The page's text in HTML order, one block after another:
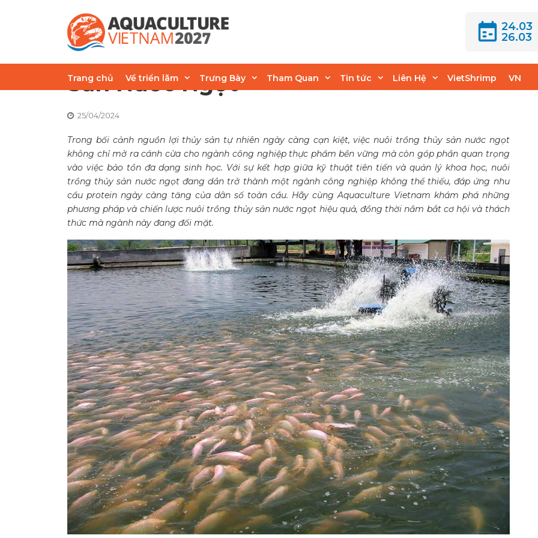
24.03
26.03
Trang chủ Về triển lãm Trưng Bày Tham Quan Tin tức Liên Hệ VietShrimp VN
Khám Phá Mô Hình Nuôi Trồng Thủy
Sản Nước Ngọt
25/04/2024
Trong bối cảnh nguồn lợi thủy sản tự nhiên ngày càng cạn kiệt, việc nuôi trồng thủy sản nước ngọt
không chỉ mở ra cánh cửa cho ngành công nghiệp thực phẩm bền vững mà còn góp phần quan trọng
vào việc bảo tồn đa dạng sinh học. Với sự kết hợp giữa kỹ thuật tiên tiến và quản lý khoa học, nuôi
trồng thủy sản nước ngọt đang dần trở thành một ngành công nghiệp không thể thiếu, đáp ứng nhu
cầu protein ngày càng tăng của dân số toàn cầu. Hãy cùng Aquaculture Vietnam khám phá những
phương pháp và chiến lược nuôi trồng thủy sản nước ngọt hiệu quả, đồng thời nắm bắt cơ hội và thách
thức mà ngành này đang đối mặt.